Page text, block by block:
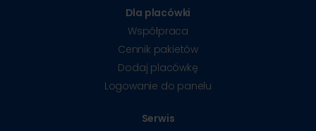
Dla placówki
Współpraca
Cennik pakietów
Dodaj placówkę
Logowanie do panelu
Serwis